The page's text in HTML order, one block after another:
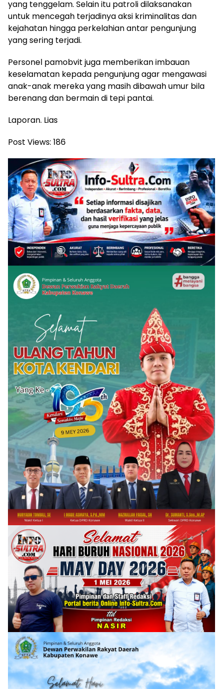
yang tenggelam. Selain itu patroli dilaksanakan
untuk mencegah terjadinya aksi kriminalitas dan
kejahatan hingga perkelahian antar pengunjung
yang sering terjadi.
Personel pamobvit juga memberikan imbauan
keselamatan kepada pengunjung agar mengawasi
anak-anak mereka yang masih dibawah umur bila
berenang dan bermain di tepi pantai.
Laporan. Lias
Post Views: 186